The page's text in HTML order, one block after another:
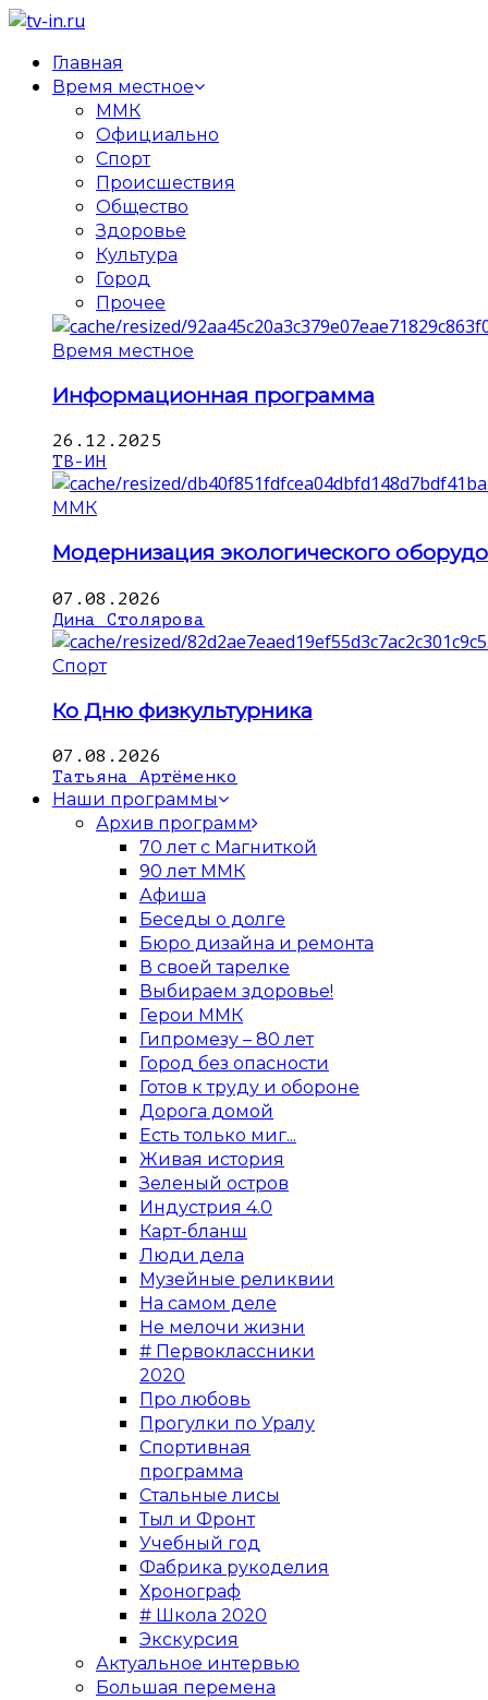
Главная
Время местное
ММК
Официально
Спорт
Происшествия
Общество
Здоровье
Культура
Город
Прочее
Время местное
Информационная программа
26.12.2025
ТВ-ИН
ММК
Модернизация экологического
07.08.2026
Дина Столярова
Спорт
Ко Дню физкультурника
07.08.2026
Татьяна Артёменко
Наши программы
Архив программ
70 лет с Магниткой
90 лет ММК
Афиша
Беседы о долге
Бюро дизайна и ремонта
В своей тарелке
Выбираем здоровье!
Герои ММК
Гипромезу – 80 лет
Город без опасности
Готов к труду и обороне
Дорога домой
Есть только миг...
Живая история
Зеленый остров
Индустрия 4.0
Карт-бланш
Люди дела
Музейные реликвии
На самом деле
Не мелочи жизни
# Первоклассники
2020
Про любовь
Прогулки по Уралу
Спортивная
программа
Стальные лисы
Тыл и Фронт
Учебный год
Фабрика рукоделия
Хронограф
# Школа 2020
Экскурсия
Актуальное интервью
Большая перемена